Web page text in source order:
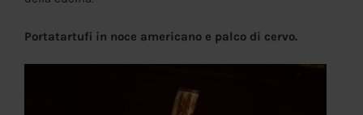
Portatartufi in noce americano e palco di cervo.